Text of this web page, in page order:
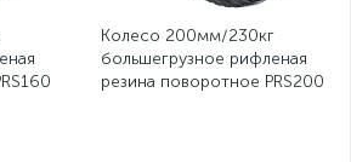
Колесо 200мм/230кг
большегрузное рифленая
резина поворотное PRS200